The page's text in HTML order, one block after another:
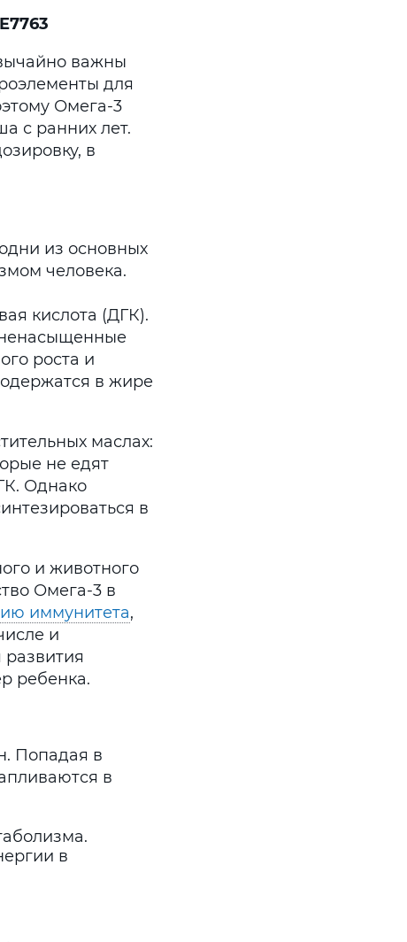
важны
для
Омега-3
с ранних лет.
в
из основных
человека.
кислота (ДГК).
роста и
в жире
маслах:
не едят
Однако
в
и животного
Омега-3 в
иммунитета,
и
ребенка.
Попадая в
в
в